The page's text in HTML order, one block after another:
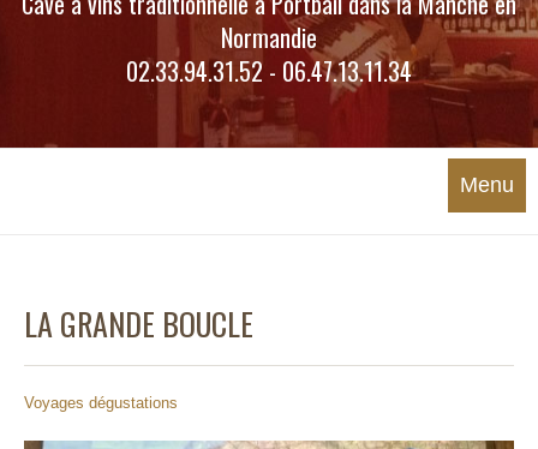
Normandie
02.33.94.31.52 - 06.47.13.11.34
Menu
LA GRANDE BOUCLE
Voyages dégustations